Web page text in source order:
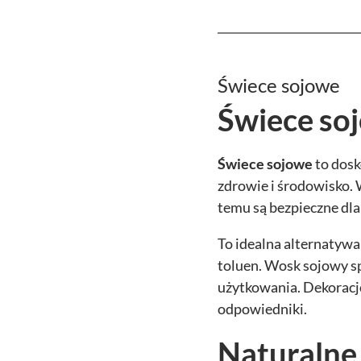
Świece sojowe
Świece
Świece sojoweto
zdrowie i środowisko.
temu są bezpieczne
To idealna
toluen. Wosk sojowy
użytkowania.
odpowiedniki.